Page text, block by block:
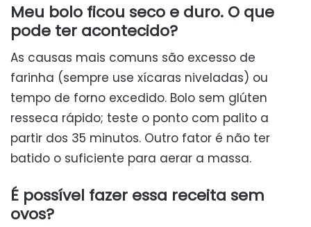
Meu bolo ficou seco e duro. O que
pode ter acontecido?
As causas mais comuns são excesso de
farinha (sempre use xícaras niveladas) ou
tempo de forno excedido. Bolo sem glúten
resseca rápido; teste o ponto com palito a
partir dos 35 minutos. Outro fator é não ter
batido o suficiente para aerar a massa.
É possível fazer essa receita sem
ovos?